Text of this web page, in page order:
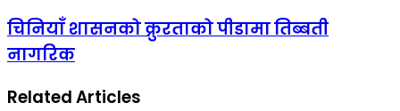
चिनियाँ शासनको क्रुरताको पीडामा तिब्बती
नागरिक
Related Articles